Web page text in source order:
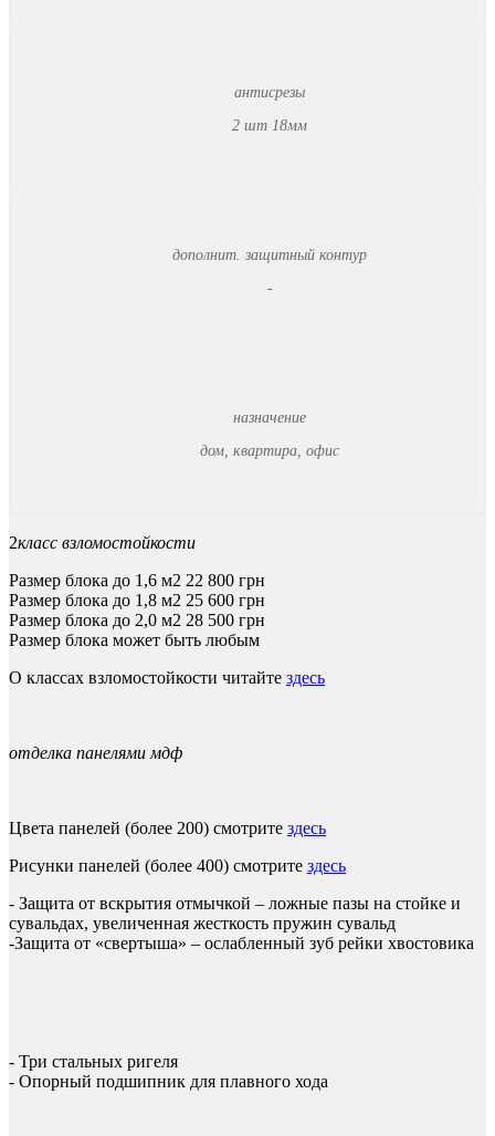
антисрезы
2 шт 18мм
дополнит. защитный контур
-
назначение
дом, квартира, офис
2класс взломостойкости
Размер блока до 1,6 м2 22 800 грн
Размер блока до 1,8 м2 25 600 грн
Размер блока до 2,0 м2 28 500 грн
Размер блока может быть любым
О классах взломостойкости читайте здесь
отделка панелями мдф
Цвета панелей (более 200) смотрите здесь
Рисунки панелей (более 400) смотрите здесь
- Защита от вскрытия отмычкой – ложные пазы на стойке и
сувальдах, увеличенная жесткость пружин сувальд
-Защита от «свертыша» – ослабленный зуб рейки хвостовика
- Три стальных ригеля
- Опорный подшипник для плавного хода